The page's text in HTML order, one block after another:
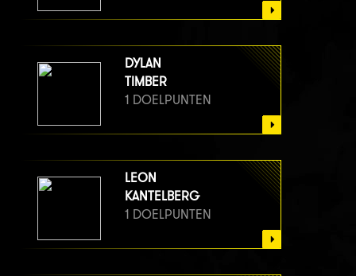
DYLAN
TIMBER
1 DOELPUNTEN
LEON
KANTELBERG
1 DOELPUNTEN